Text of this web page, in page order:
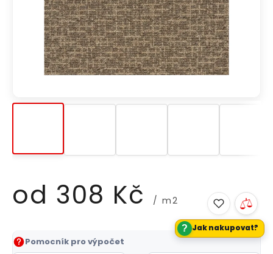
od 308 Kč / m2
Měrná
cena:
Pomocník pro výpočet
? Jak nakupovat?